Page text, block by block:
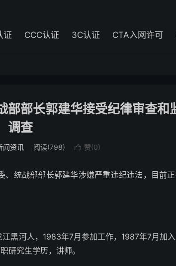
证 CCC认证 3C认证 CTA入网许可
部部长郭建华接受纪律审查和
调查
闻资讯 阅读(798)  赞(0)
统战部部长郭建华涉嫌严重违纪违法，目前
河人，1983年7月参加工作，1987年7月加
研究生学历，讲师。